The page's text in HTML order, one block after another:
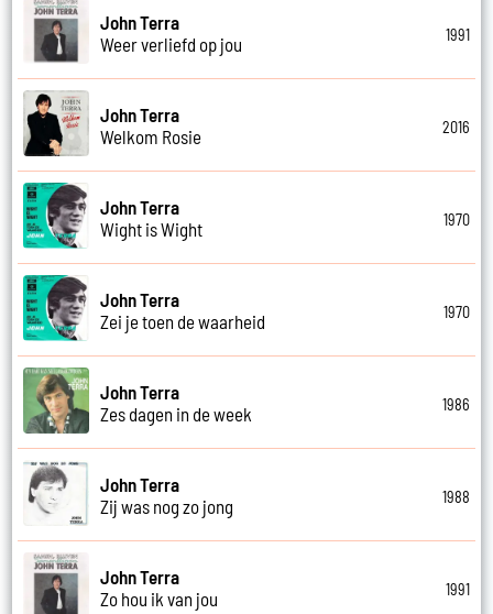
John Terra
Weer verliefd op jou
1991
John Terra
Welkom Rosie
2016
John Terra
Wight is Wight
1970
John Terra
Zei je toen de waarheid
1970
John Terra
Zes dagen in de week
1986
John Terra
Zij was nog zo jong
1988
John Terra
Zo hou ik van jou
1991